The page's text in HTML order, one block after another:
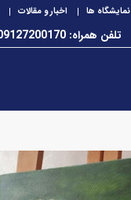
نمایشگاه ها اخبار و مقالات
تلفن همراه: 09127200170